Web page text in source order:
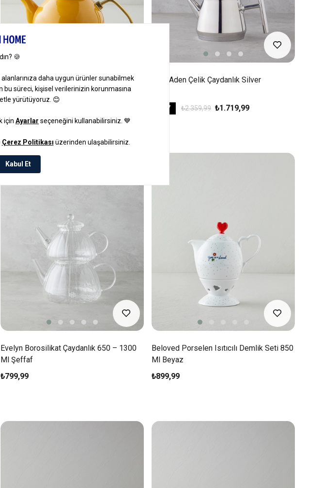
Linea Porselen Emaye Çaydanlık 0,85 +
2,2 L Hardal
New Aden Çelik Çaydanlık Silver
%27 ₺1.719,99
₺2.359,99
Evelyn Borosilikat Çaydanlık 650 – 1300
Ml Şeffaf
₺799,99
Beloved Porselen Isıtıcılı Demlik Seti 850
Ml Beyaz
₺899,99